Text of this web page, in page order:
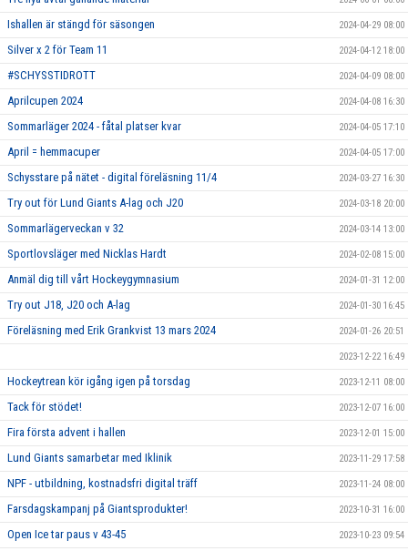
Ishallen är stängd för säsongen 2024-04-29 08:00
Silver x 2 för Team 11 2024-04-12 18:00
#SCHYSSTIDROTT 2024-04-09 08:00
Aprilcupen 2024 2024-04-08 16:30
Sommarläger 2024 - fåtal platser kvar 2024-04-05 17:10
April = hemmacuper 2024-04-05 17:00
Schysstare på nätet - digital föreläsning 11/4 2024-03-27 16:30
Try out för Lund Giants A-lag och J20 2024-03-18 20:00
Sommarlägerveckan v 32 2024-03-14 13:00
Sportlovsläger med Nicklas Hardt 2024-02-08 15:00
Anmäl dig till vårt Hockeygymnasium 2024-01-31 12:00
Try out J18, J20 och A-lag 2024-01-30 16:45
Föreläsning med Erik Grankvist 13 mars 2024 2024-01-26 20:51
2023-12-22 16:49
Hockeytrean kör igång igen på torsdag 2023-12-11 08:00
Tack för stödet! 2023-12-07 16:00
Fira första advent i hallen 2023-12-01 15:00
Lund Giants samarbetar med Iklinik 2023-11-29 17:58
NPF - utbildning, kostnadsfri digital träff 2023-11-24 08:00
Farsdagskampanj på Giantsprodukter! 2023-10-31 16:00
Open Ice tar paus v 43-45 2023-10-23 09:54